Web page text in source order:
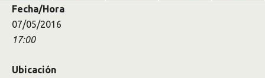
Fecha/Hora
07/05/2016
17:00
Ubicación